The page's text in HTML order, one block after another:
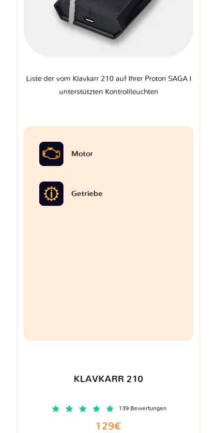
Liste der vom Klavkarr 210 auf Ihrer Proton SAGA I
unterstützten Kontrollleuchten
Motor
Getriebe
KLAVKARR 210
139 Bewertungen
129€